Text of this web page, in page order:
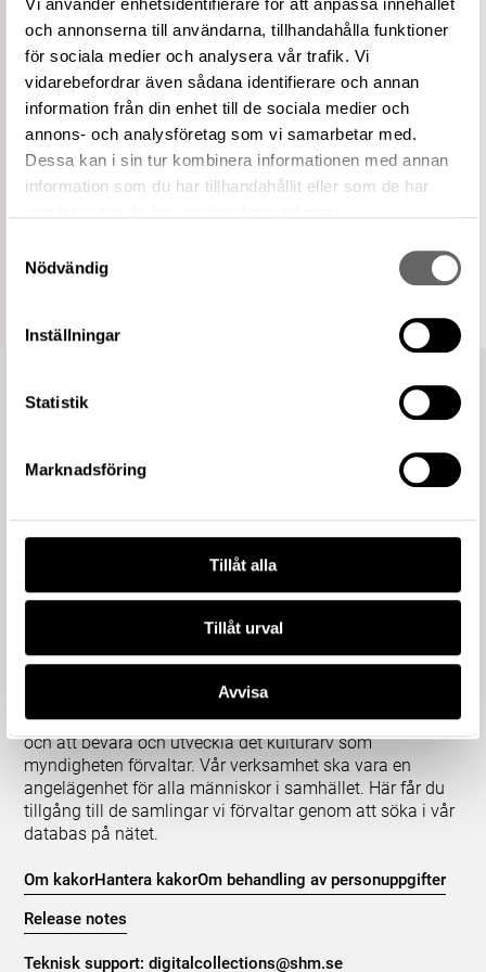
Vi använder enhetsidentifierare för att anpassa innehållet
och annonserna till användarna, tillhandahålla funktioner
för sociala medier och analysera vår trafik. Vi
vidarebefordrar även sådana identifierare och annan
information från din enhet till de sociala medier och
annons- och analysföretag som vi samarbetar med.
Dessa kan i sin tur kombinera informationen med annan
information som du har tillhandahållit eller som de har
Nödvändig
Inställningar
Statistik
Marknadsföring
Tillåt alla
Tillåt urval
Avvisa
Vidare
term
Silke
Relaterade
föremål
Visa 140 relaterade föremål
URI
https://samlingar.shm.se/term/F4667BFE-
458A-4C1B-8CAF-5B65152CB607
Kopiera URI
Mer information om licenser hos Statens historiska museer.
Om våra samlingar
Statens historiska museer (SHM) har till uppgift att
främja kunskapen om och intresset för Sveriges historia
och att bevara och utveckla det kulturarv som
myndigheten förvaltar. Vår verksamhet ska vara en
angelägenhet för alla människor i samhället. Här får du
tillgång till de samlingar vi förvaltar genom att söka i vår
databas på nätet.
Om kakorHantera kakorOm behandling av personuppgifter
Release notes
Teknisk support:digitalcollections@shm.se